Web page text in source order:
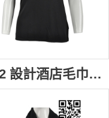
A152 設計酒店毛巾款式 訂造LOGO毛巾款式 學校 飛鏢毛巾 製作毛巾款式 毛巾專門店 #30*70cm